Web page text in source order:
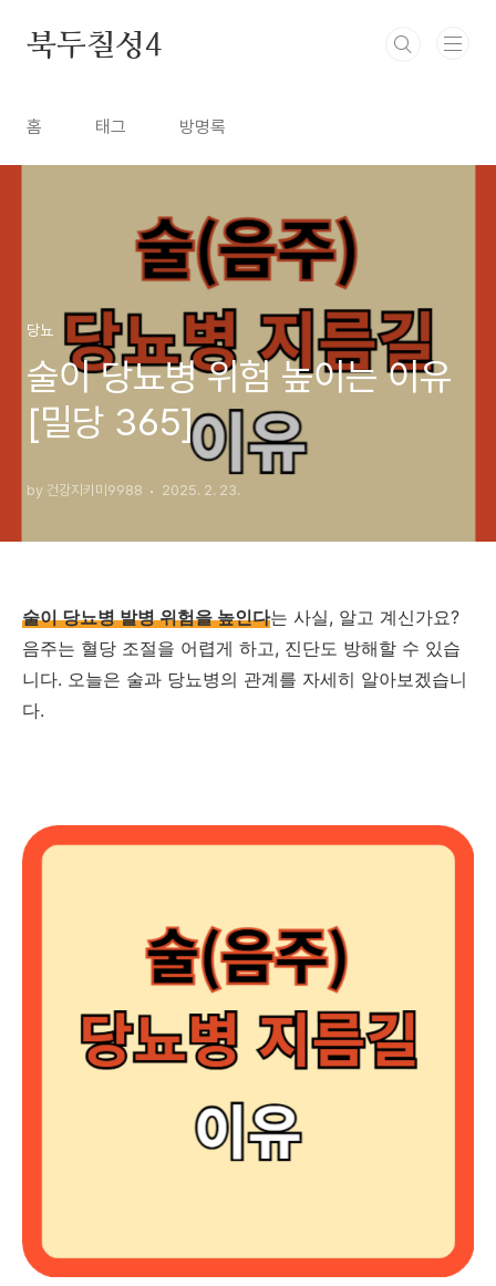
북두칠성4
홈 태그 방명록
당뇨
술이 당뇨병 위험 높이는 이유
[밀당 365]
by 건강지키미9988 2025. 2. 23.
술이 당뇨병 발병 위험을 높인다는 사실, 알고 계신가요?
음주는 혈당 조절을 어렵게 하고, 진단도 방해할 수 있습
니다. 오늘은 술과 당뇨병의 관계를 자세히 알아보겠습니
다.